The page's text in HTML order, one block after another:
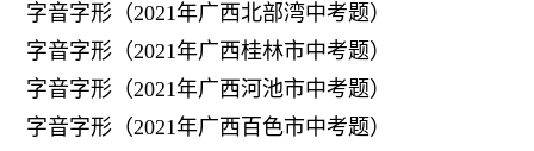
字音字形（2021年广西北部湾中考题）
字音字形（2021年广西桂林市中考题）
字音字形（2021年广西河池市中考题）
字音字形（2021年广西百色市中考题）